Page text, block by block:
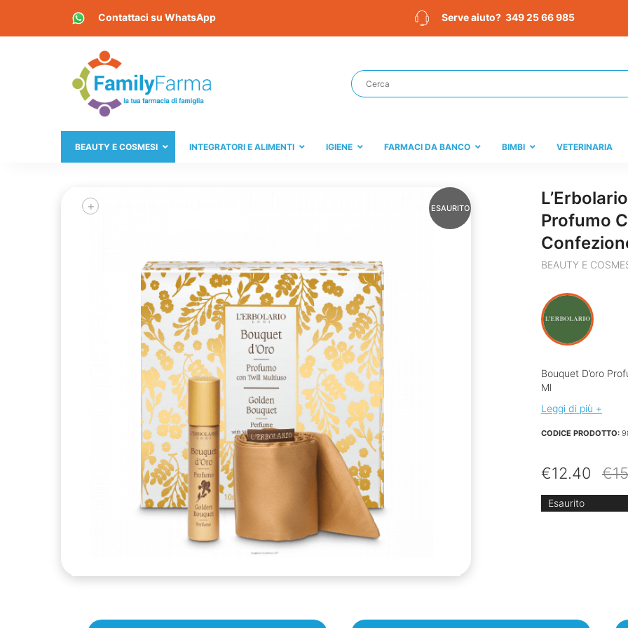
Contattaci su WhatsApp Serve aiuto? 349 25 66 985
BEAUTY E COSMESI INTEGRATORI E ALIMENTI IGIENE FARMACI DA BANCO BIMBI VETERINARIA
ESAURITO
+
Profumo
BEAUTY E
Bouquet D’oro
Ml
Leggi di più +
CODICE PRODOTTO:
€
€12.40
Esaurito